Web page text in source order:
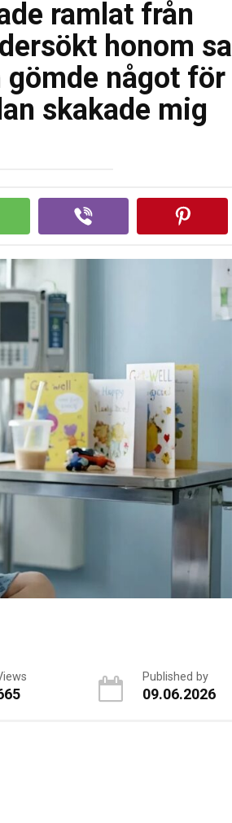
ramlat från
honom sa
något för
skakade mig
Published by
09.06.2026